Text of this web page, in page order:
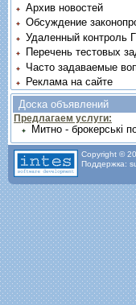
Архив новостей
Обсуждение
Удаленный контроль
Перечень тестовых
Часто задаваемые
Реклама на сайте
Доска объявлений
Предлагаем услуги:
Митно - брокерські
Copyright ©
Поддержка: